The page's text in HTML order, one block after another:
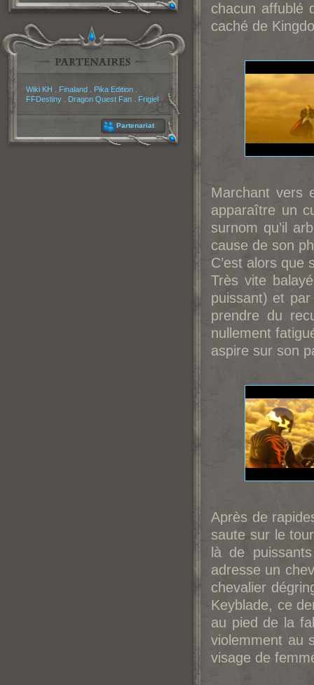
Wiki KH Finaland Pika Edition
FFDestiny
Dragon Quest Fan Frigiel
Partenariat
chacun affublé
caché de
Marchant vers
apparaître un
surnom qu’il
cause de son
C’est alors que
Très vite
puissant) et
prendre du
nullement
aspire sur son
Après de
saute sur le
là de
adresse un
chevalier
Keyblade, ce
au pied de la
violemment au
visage de